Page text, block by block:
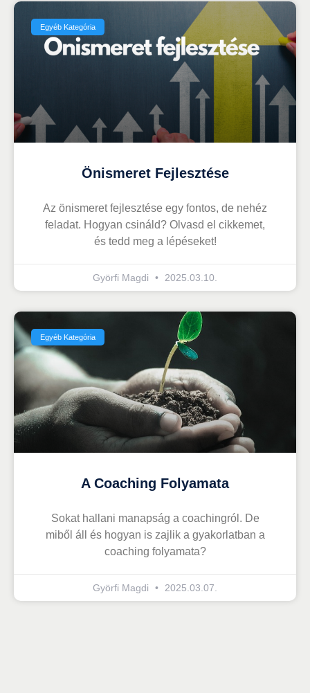
Egyéb Kategória
Önismeret Fejlesztése
Az önismeret fejlesztése egy fontos, de nehéz
feladat. Hogyan csináld? Olvasd el cikkemet,
és tedd meg a lépéseket!
Györfi Magdi 2025.03.10.
Egyéb Kategória
A Coaching Folyamata
Sokat hallani manapság a coachingról. De
miből áll és hogyan is zajlik a gyakorlatban a
coaching folyamata?
Györfi Magdi 2025.03.07.